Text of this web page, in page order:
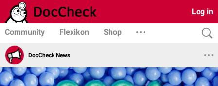
Log in
Community Flexikon Shop
DocCheck News